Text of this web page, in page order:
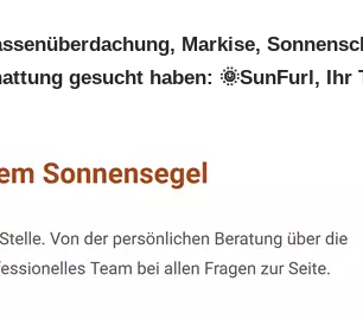
Markise,
gesucht haben: 🌞SunFurl,